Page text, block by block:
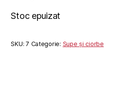
Stoc epuizat
SKU:7 Categorie: Supe și ciorbe